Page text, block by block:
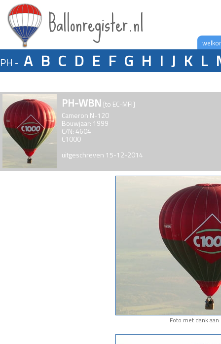
Ballonregister.nl
PH - A B C D E F G H I J K L
PH-WBN [to EC-MFI]
Cameron N-120
Bouwjaar: 1999
C/N: 4604
C1000
uitgeschreven 15-12-2014
Foto met dank